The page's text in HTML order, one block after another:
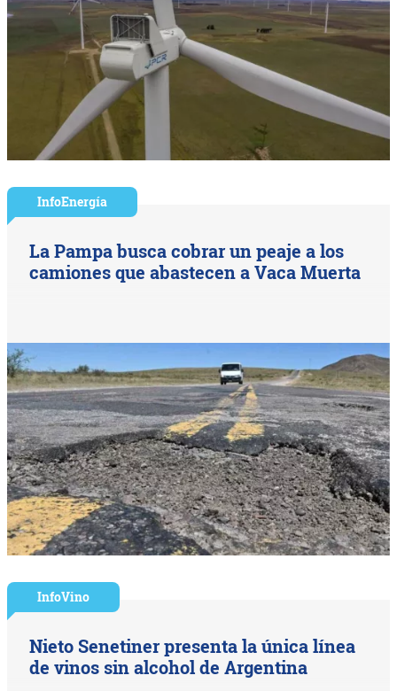
InfoEnergía
La Pampa busca cobrar un peaje a los
camiones que abastecen a Vaca Muerta
InfoVino
Nieto Senetiner presenta la única línea
de vinos sin alcohol de Argentina